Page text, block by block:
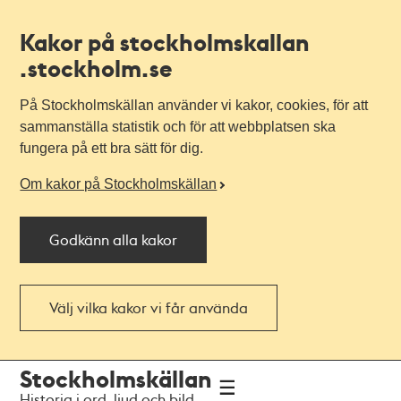
Kakor på stockholmskallan
.stockholm.se
På Stockholmskällan använder vi kakor, cookies, för att
sammanställa statistik och för att webbplatsen ska
fungera på ett bra sätt för dig.
Om kakor på Stockholmskällan
Godkänn alla kakor
Välj vilka kakor vi får använda
navigationen
huvudinnehållet
Stockholmskällan